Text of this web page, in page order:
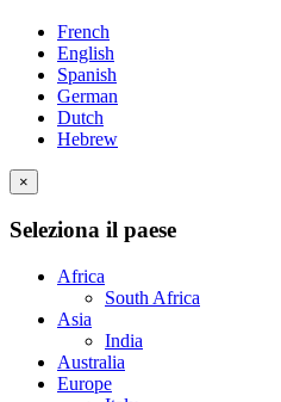
French
English
Spanish
German
Dutch
Hebrew
×
Seleziona il paese
Africa
South Africa
Asia
India
Australia
Europe